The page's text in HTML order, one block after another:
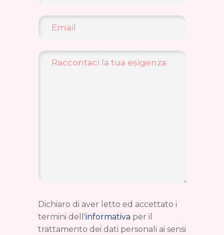
Dichiaro di aver letto ed accettato i
termini dell'informativa per il
trattamento dei dati personali ai sensi